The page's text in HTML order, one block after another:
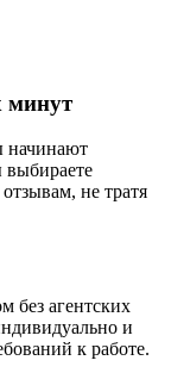
минут
начинают
выбираете
не тратя
без агентских
и
к работе.